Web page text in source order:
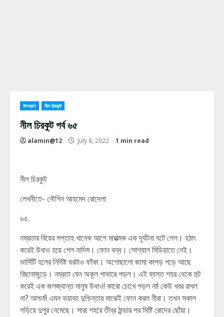
উপন্যাস নীল চিরকুট
নীল চিরকুট পর্ব ৬৫
alamin@12 July 8, 2022 1 min read
নীল চিরকুট
লেখনীতে- নৌশিন আহমেদ রোদেলা
৬৫.
নম্রতার বিয়ের সপ্তাহ খানেক আগে মারাত্মক এক দূর্ঘটনা ঘটে গেল। হঠাৎ
করেই উধাও হয়ে গেল নাদিম। ফোন বন্ধ। সোশ্যাল মিডিয়াতে নেই।
ভার্সিটি হলের নির্দিষ্ট ঘরটাও ফাঁকা। অগোছালো জামা কাপড় পড়ে আছে
বিছানাজুড়ে। নম্রতা যেন অকূল পাথারে পড়ল। এই ব্যস্ত শহর থেকে হুট
করেই এক জলজ্যান্ত মানুষ উধাও! কারো চোখে পড়ল না! কেউ খবর রাখল
না? আশ্চর্য! এমন ভয়াবহ দুশ্চিন্তার মাঝেই ফোন করল নীরা। তখন সকাল
গড়িয়ে দুপুর নেমেছে। সারা শহরে তীব্র ঠান্ডার পর মিষ্টি রোদের ছোঁয়া।